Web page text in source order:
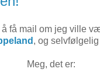
få mail om jeg ville
, og
Meg, det er: